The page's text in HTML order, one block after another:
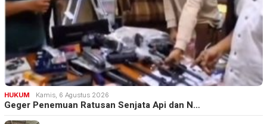
HUKUM Kamis, 6 Agustus 2026
Geger Penemuan Ratusan Senjata Api dan N…